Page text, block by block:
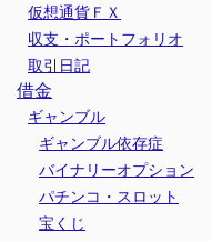
仮想通貨ＦＸ
収支・ポートフォリオ
取引日記
借金
ギャンブル
ギャンブル依存症
バイナリーオプション
パチンコ・スロット
宝くじ